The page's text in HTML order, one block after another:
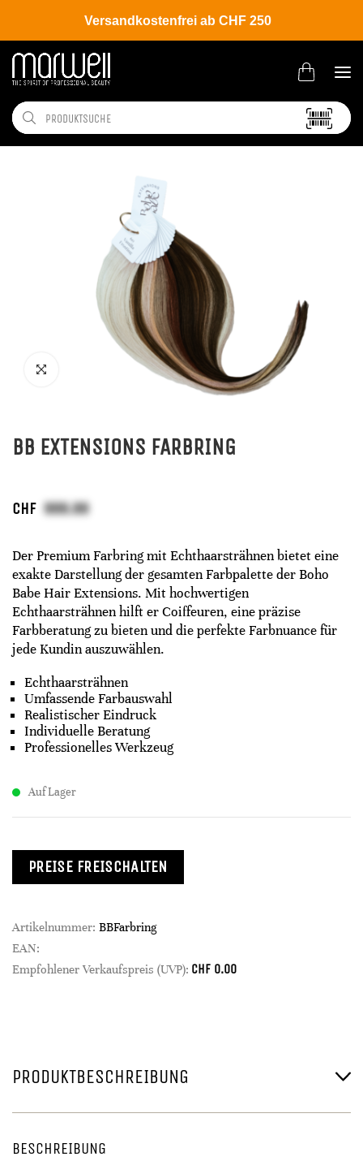
Versandkostenfrei ab CHF 250
Shop Brands Boho Babe
BB EXTENSIONS FARBRING
CHF
Der Premium Farbring mit Echthaarsträhnen bietet eine
exakte Darstellung der gesamten Farbpalette der Boho
Babe Hair Extensions. Mit hochwertigen
Echthaarsträhnen hilft er Coiffeuren, eine präzise
Farbberatung zu bieten und die perfekte Farbnuance für
jede Kundin auszuwählen.
Echthaarsträhnen
Umfassende Farbauswahl
Realistischer Eindruck
Individuelle Beratung
Professionelles Werkzeug
Auf Lager
PREISE FREISCHALTEN
Artikelnummer: BBFarbring
EAN:
Empfohlener Verkaufspreis (UVP): CHF 0.00
PRODUKTBESCHREIBUNG
BESCHREIBUNG